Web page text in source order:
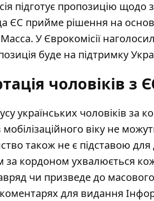
підготує пропозицію щодо
ЄС прийме рішення на
Масса. У Єврокомісії
буде на підтримку
чоловіків з
українських чоловіків за
мобілізаційного віку не
також не є підставою
за кордоном ухвалюється
чи призведе до
для видання